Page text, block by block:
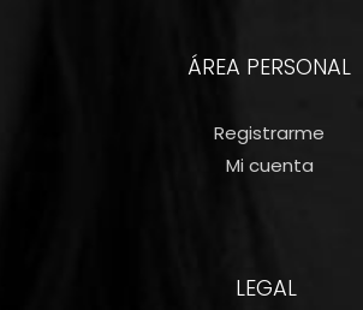
ÁREA PERSONAL
Registrarme
Mi cuenta
LEGAL